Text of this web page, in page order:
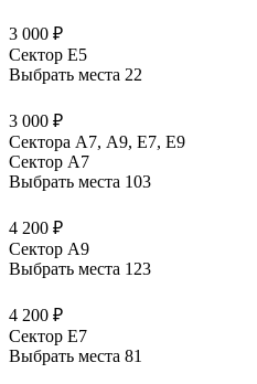
3 000 ₽
Сектор E5
Выбрать места 22
3 000 ₽
Сектора А7, А9, Е7, Е9
Сектор A7
Выбрать места 103
4 200 ₽
Сектор A9
Выбрать места 123
4 200 ₽
Сектор E7
Выбрать места 81